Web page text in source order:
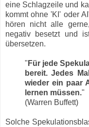
eine Schlagzeile und
kommt ohne 'KI' oder
hören nicht alle
negativ besetzt und
übersetzen.
" Für jede
bereit. Jedes
wieder ein paar
lernen müssen."
(Warren Buffett)
Solche